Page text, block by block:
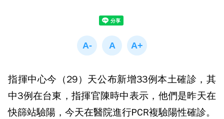
指揮中心今（29）天公布新增33例本土確診，其
中3例在台東，指揮官陳時中表示，他們是昨天在
快篩站驗陽，今天在醫院進行PCR複驗陽性確診。